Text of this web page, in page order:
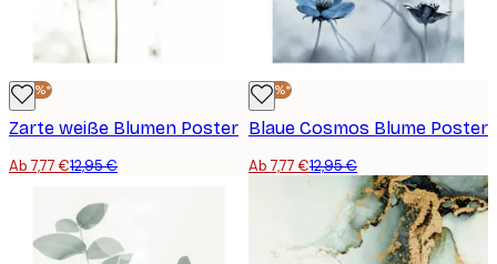
-40%*
Zarte weiße Blumen Poster
Ab 7,77 €12,95 €
-40%*
Blaue Cosmos Blume Poster
Ab 7,77 €12,95 €